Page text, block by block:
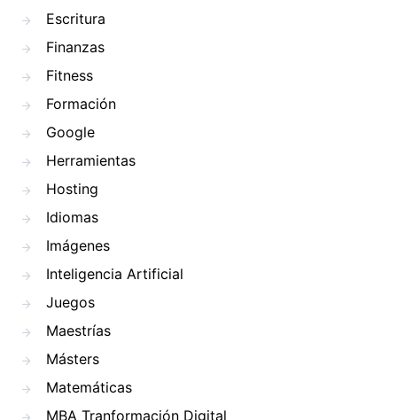
Escritura
Finanzas
Fitness
Formación
Google
Herramientas
Hosting
Idiomas
Imágenes
Inteligencia Artificial
Juegos
Maestrías
Másters
Matemáticas
MBA Tranformación Digital